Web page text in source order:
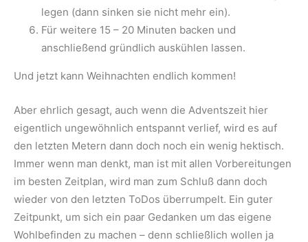
legen (dann sinken sie nicht mehr ein).
Für weitere 15 – 20 Minuten backen und
anschließend gründlich auskühlen lassen.
Und jetzt kann Weihnachten endlich kommen!
Aber ehrlich gesagt, auch wenn die Adventszeit hier
eigentlich ungewöhnlich entspannt verlief, wird es auf
den letzten Metern dann doch noch ein wenig hektisch.
Immer wenn man denkt, man ist mit allen Vorbereitungen
im besten Zeitplan, wird man zum Schluß dann doch
wieder von den letzten ToDos überrumpelt. Ein guter
Zeitpunkt, um sich ein paar Gedanken um das eigene
Wohlbefinden zu machen – denn schließlich wollen ja